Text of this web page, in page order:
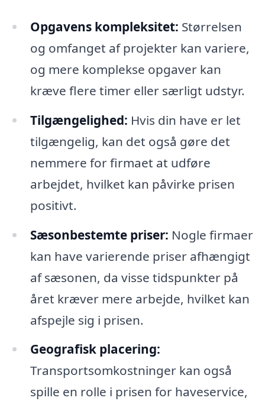
Opgavens kompleksitet: Størrelsen
og omfanget af projekter kan variere,
og mere komplekse opgaver kan
kræve flere timer eller særligt udstyr.
Tilgængelighed: Hvis din have er let
tilgængelig, kan det også gøre det
nemmere for firmaet at udføre
arbejdet, hvilket kan påvirke prisen
positivt.
Sæsonbestemte priser: Nogle firmaer
kan have varierende priser afhængigt
af sæsonen, da visse tidspunkter på
året kræver mere arbejde, hvilket kan
afspejle sig i prisen.
Geografisk placering:
Transportsomkostninger kan også
spille en rolle i prisen for haveservice,